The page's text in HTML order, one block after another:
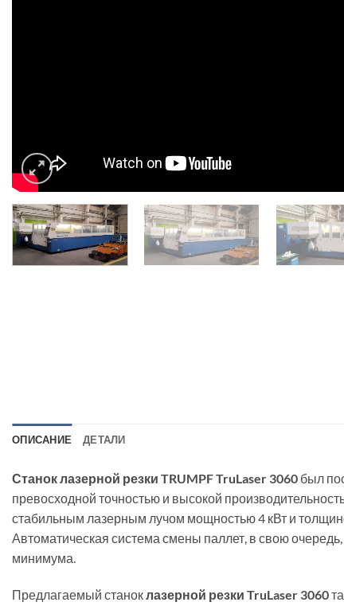
ОПИСАНИЕ ДЕТАЛИ
Станок лазерной резки TRUMPF TruLaser 3060 был
превосходной точностью и высокой
стабильным лазерным лучом мощностью 4 кВт и
Автоматическая система смены паллет, в свою
минимума.
Предлагаемый станоклазерной резки TruLaser 3060